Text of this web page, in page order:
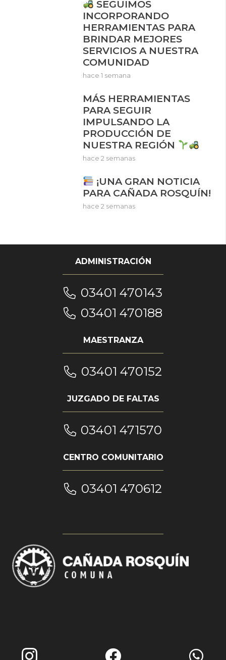
SEGUIMOS
INCORPORANDO
HERRAMIENTAS PARA
BRINDAR MEJORES
SERVICIOS A NUESTRA
COMUNIDAD
hace 1 semana
MÁS HERRAMIENTAS
PARA SEGUIR
IMPULSANDO LA
PRODUCCIÓN DE
NUESTRA REGIÓN
hace 2 semanas
¡UNA GRAN NOTICIA
PARA CAÑADA ROSQUÍN!
hace 2 semanas
ADMINISTRACIÓN
03401 470143
03401 470188
MAESTRANZA
03401 470152
JUZGADO DE FALTAS
03401 471570
CENTRO COMUNITARIO
03401 470612